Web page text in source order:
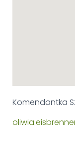
Komendantka